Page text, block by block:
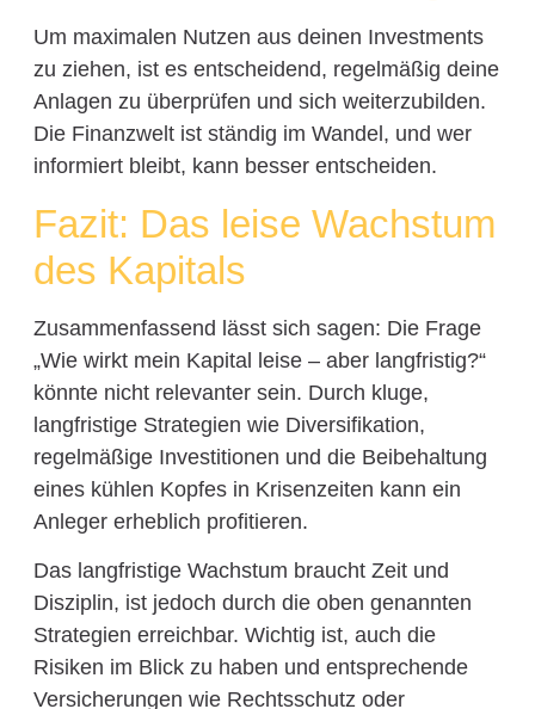
Um maximalen Nutzen aus deinen Investments
zu ziehen, ist es entscheidend, regelmäßig deine
Anlagen zu überprüfen und sich weiterzubilden.
Die Finanzwelt ist ständig im Wandel, und wer
informiert bleibt, kann besser entscheiden.
Fazit: Das leise Wachstum
des Kapitals
Zusammenfassend lässt sich sagen: Die Frage
„Wie wirkt mein Kapital leise – aber langfristig?“
könnte nicht relevanter sein. Durch kluge,
langfristige Strategien wie Diversifikation,
regelmäßige Investitionen und die Beibehaltung
eines kühlen Kopfes in Krisenzeiten kann ein
Anleger erheblich profitieren.
Das langfristige Wachstum braucht Zeit und
Disziplin, ist jedoch durch die oben genannten
Strategien erreichbar. Wichtig ist, auch die
Risiken im Blick zu haben und entsprechende
Versicherungen wie Rechtsschutz oder